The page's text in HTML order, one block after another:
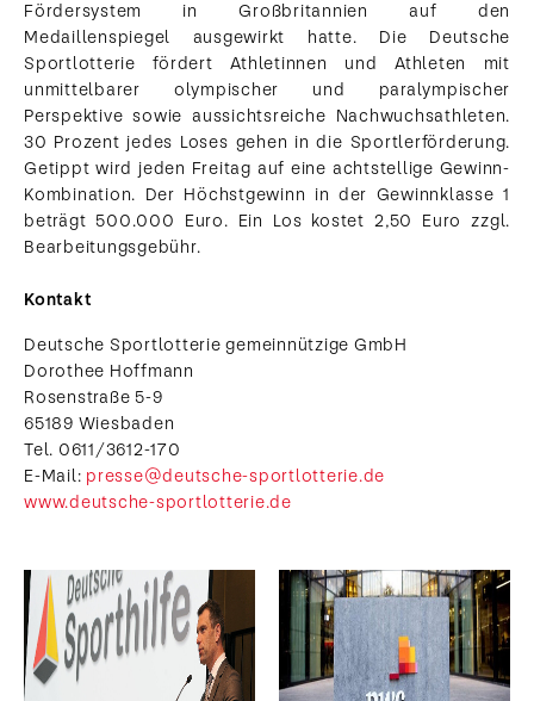
Fördersystem in Großbritannien auf den
Medaillenspiegel ausgewirkt hatte. Die Deutsche
Sportlotterie fördert Athletinnen und Athleten mit
unmittelbarer olympischer und paralympischer
Perspektive sowie aussichtsreiche Nachwuchsathleten.
30 Prozent jedes Loses gehen in die Sportlerförderung.
Getippt wird jeden Freitag auf eine achtstellige Gewinn-
Kombination. Der Höchstgewinn in der Gewinnklasse 1
beträgt 500.000 Euro. Ein Los kostet 2,50 Euro zzgl.
Bearbeitungsgebühr.
Kontakt
Deutsche Sportlotterie gemeinnützige GmbH
Dorothee Hoffmann
Rosenstraße 5-9
65189 Wiesbaden
Tel. 0611/3612-170
E-Mail: presse@deutsche-sportlotterie.de
www.deutsche-sportlotterie.de